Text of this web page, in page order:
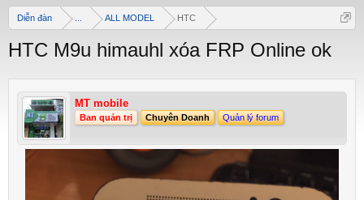
Diễn đàn ALL MODEL HTC
HTC M9u himauhl xóa FRP Online ok
MT mobile
Ban quản trị Chuyên Doanh Quản lý forum